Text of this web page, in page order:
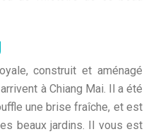
construit et aménagé
à Chiang Mai. Il a été
une brise fraîche, et est
beaux jardins. Il vous est